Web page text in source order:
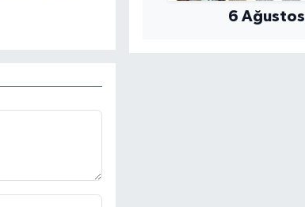
6 Ağustos